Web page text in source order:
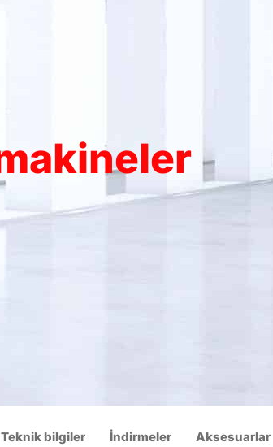
Teknik bilgiler İndirmeler Aksesuarlar